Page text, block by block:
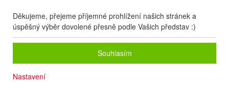
Děkujeme, přejeme příjemné prohlížení našich stránek a
úspěšný výběr dovolené přesně podle Vašich představ :)
Souhlasím
Nastavení